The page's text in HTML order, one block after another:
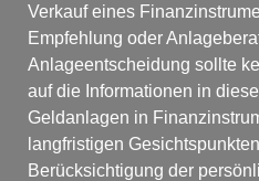
Verkauf eines
Empfehlung oder
Anlageentscheidung sollte
auf die Informationen in
Geldanlagen in
langfristigen
Berücksichtigung der